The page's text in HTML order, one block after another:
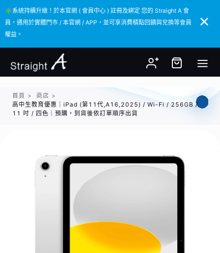
✳️系統持續升級！於本官網 ( 會員中心 ) 註冊及綁定 您的 Straight A 會
員，通用於實體門市 / 本官網 / APP，並可享消費積點回饋與兌換等會員
權益。
✳️系統持續升級！於本官網 ( 會員中心 ) 註冊及綁定 您的 Straight A 會
員，通用於實體門市 / 本官網 / APP，並可享消費積點回饋與兌換等會員
權益。
首頁 > 商店 >
高中生教育優惠｜iPad (第11代,A16,2025) / Wi-Fi / 256GB /
11 吋 / 四色｜預購，到貨後依訂單順序出貨